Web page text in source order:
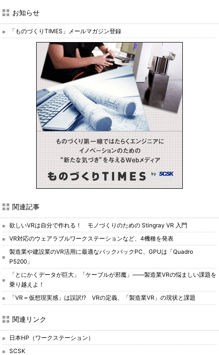
お知らせ
「ものづくりTIMES」メールマガジン登録
関連記事
欲しいVRは自分で作れる！ モノづくりのための Stingray VR 入門
VR対応のウェアラブルワークステーションなど、4機種を発表
製造業や建設業のVR活用に最適なバックパックPC、GPUは「Quadro
P5200」
「とにかくデータが巨大」「ケーブルが邪魔」――製造業VRの悩ましい課題を
乗り越えよ！
「VR＝仮想現実感」は誤訳!? VRの定義、「製造業VR」の現状と課題
関連リンク
日本HP（ワークステーション）
SCSK